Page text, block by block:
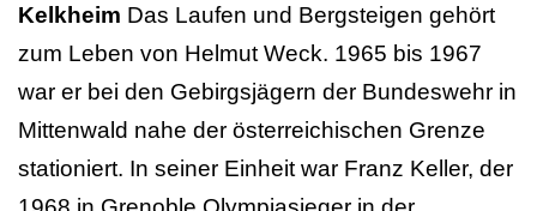
Kelkheim Das Laufen und Bergsteigen gehört
zum Leben von Helmut Weck. 1965 bis 1967
war er bei den Gebirgsjägern der Bundeswehr in
Mittenwald nahe der österreichischen Grenze
stationiert. In seiner Einheit war Franz Keller, der